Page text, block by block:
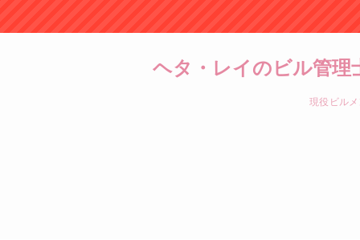
ヘタ・レイのビル管理
現役ビル